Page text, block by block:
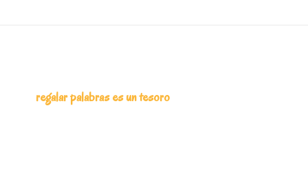
regalar palabras es un tesoro